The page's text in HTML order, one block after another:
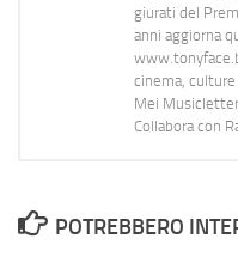
giurati del
anni aggiorna
cinema,
Mei
Collabora con
POTREBBERO